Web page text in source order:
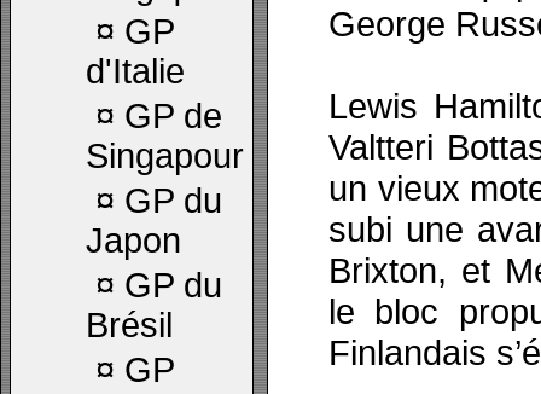
¤ GP
d'Italie
¤ GP de
Singapour
¤ GP du
Japon
¤ GP du
Brésil
¤ GP
George
Lewis
Valtteri
un vieux
subi une
Brixton, et
le bloc
Finlandais